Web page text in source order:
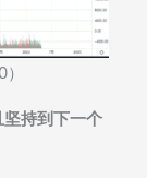
坚持到下一个